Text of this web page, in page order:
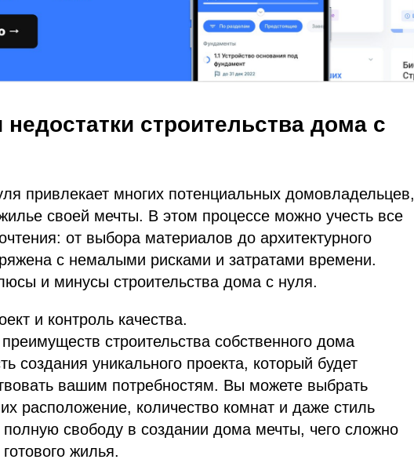
строительства дома с
привлекает многих потенциальных домовладельцев,
своей мечты. В этом процессе можно учесть все
от выбора материалов до архитектурного
с немалыми рисками и затратами времени.
и минусы строительства дома с нуля.
и контроль качества.
строительства собственного дома
создания уникального проекта, который будет
вашим потребностям. Вы можете выбрать
расположение, количество комнат и даже стиль
полную свободу в создании дома мечты, чего сложно
жилья.